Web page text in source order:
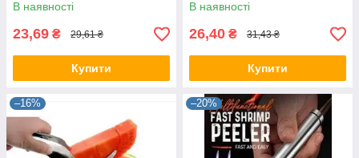
В наявності
23,69 ₴ 29,61 ₴
Купити
В наявності
26,40 ₴ 31,43 ₴
Купити
–16% –20%